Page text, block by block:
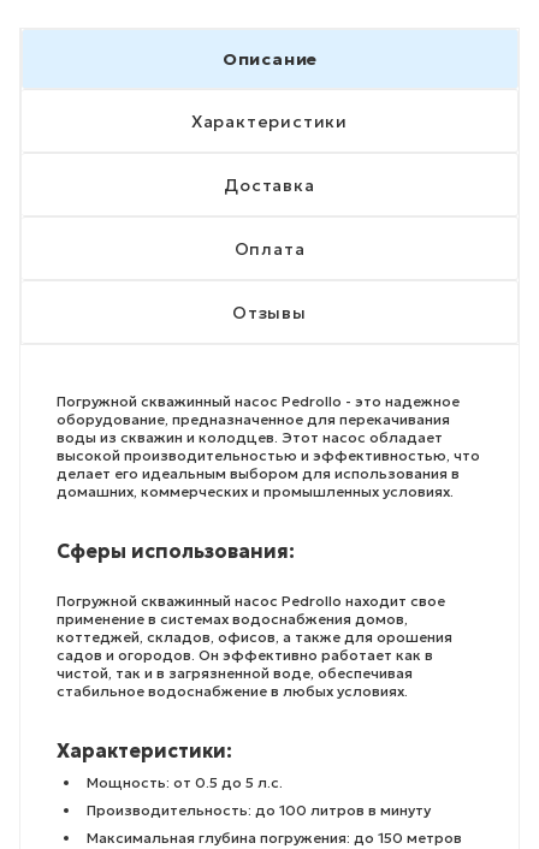
Описание
Характеристики
Доставка
Оплата
Отзывы
Погружной скважинный насос Pedrollo - это надежное
оборудование, предназначенное для перекачивания
воды из скважин и колодцев. Этот насос обладает
высокой производительностью и эффективностью, что
делает его идеальным выбором для использования в
домашних, коммерческих и промышленных условиях.
Сферы использования:
Погружной скважинный насос Pedrollo находит свое
применение в системах водоснабжения домов,
коттеджей, складов, офисов, а также для орошения
садов и огородов. Он эффективно работает как в
чистой, так и в загрязненной воде, обеспечивая
стабильное водоснабжение в любых условиях.
Характеристики:
Мощность: от 0.5 до 5 л.с.
Производительность: до 100 литров в минуту
Максимальная глубина погружения: до 150 метров